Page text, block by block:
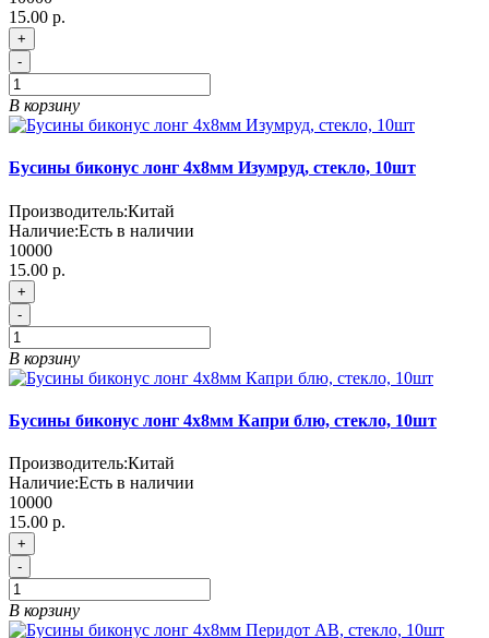
15.00 р.
+
-
В корзину
Бусины биконус лонг 4х8мм Изумруд, стекло, 10шт
Производитель:Китай
Наличие:Есть в наличии
10000
15.00 р.
+
-
В корзину
Бусины биконус лонг 4х8мм Капри блю, стекло, 10шт
Производитель:Китай
Наличие:Есть в наличии
10000
15.00 р.
+
-
В корзину